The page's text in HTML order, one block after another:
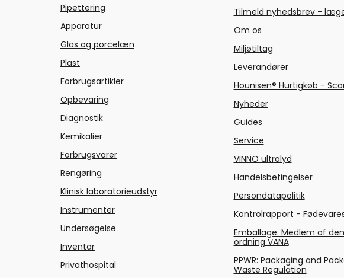
Pipettering
Apparatur
Glas og porcelæn
Plast
Forbrugsartikler
Opbevaring
Diagnostik
Kemikalier
Forbrugsvarer
Rengøring
Klinisk laboratorieudstyr
Instrumenter
Undersøgelse
Inventar
Privathospital
Tilmeld nyhedsbrev -
Om os
Miljøtiltag
Leverandører
Hounisen® Hurtigkøb -
Nyheder
Guides
Service
VINNO ultralyd
Handelsbetingelser
Persondatapolitik
Kontrolrapport -
Emballage: Medlem af
ordning VANA
PPWR: Packaging and
Waste Regulation